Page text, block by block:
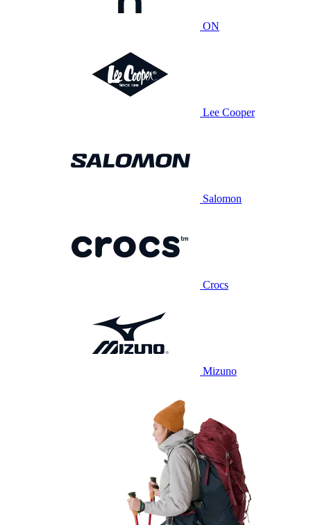
ON
Lee Cooper
Salomon
Crocs
Mizuno